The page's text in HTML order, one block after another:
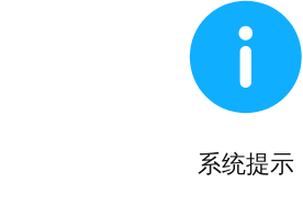

系统提示